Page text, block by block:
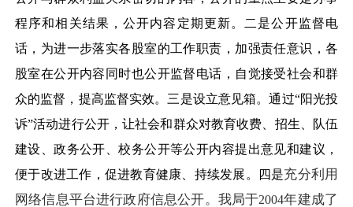
程序和相关结果，公开内容定期更新。二是公开监督电
话，为进一步落实各股室的工作职责，加强责任意识，各
股室在公开内容同时也公开监督电话，自觉接受社会和群
众的监督，提高监督实效。三是设立意见箱。通过“阳光投
诉”活动进行公开，让社会和群众对教育收费、招生、队伍
建设、政务公开、校务公开等公开内容提出意见和建议，
便于改进工作，促进教育健康、持续发展。四是充分利用
网络信息平台进行政府信息公开。我局于2004年建成了